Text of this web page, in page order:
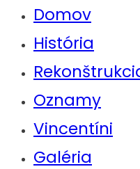
Domov
História
Oznamy
Vincentíni
Galéria